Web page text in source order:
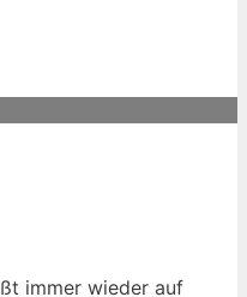
immer wie­der auf